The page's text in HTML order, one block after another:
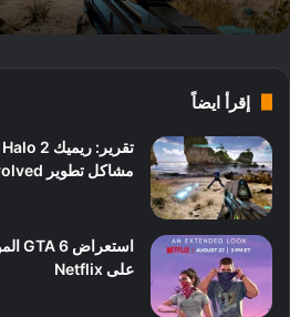
إقرأ ايضاً
مشاكل تطوير Halo Campaign Evolved
على Netflix